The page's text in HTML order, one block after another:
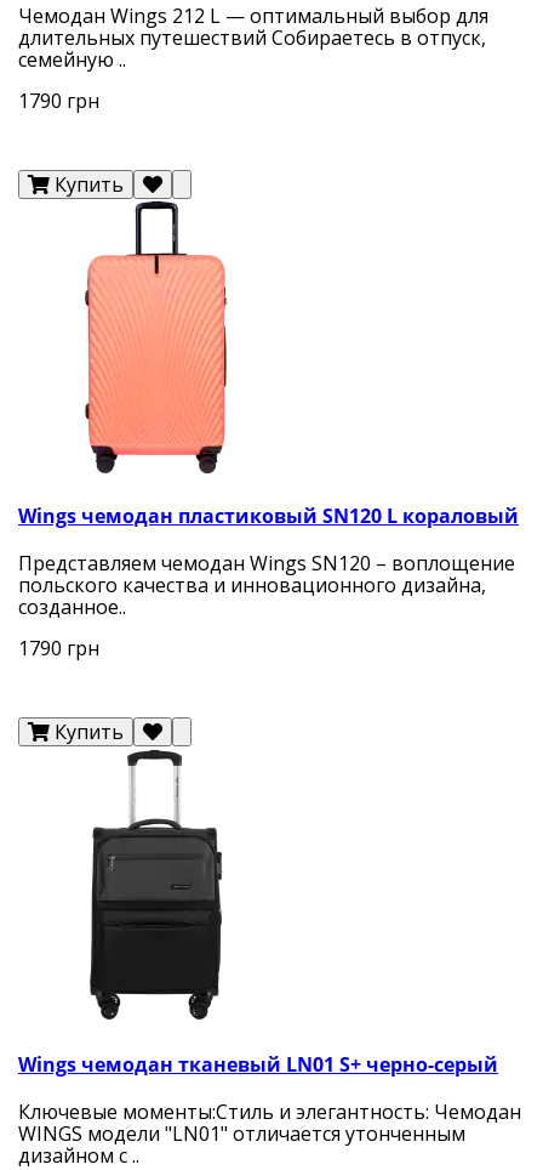
Чемодан Wings 212 L — оптимальный выбор для
длительных путешествий Собираетесь в отпуск,
семейную ..
1790 грн
Купить
Wings чемодан пластиковый SN120 L кораловый
Представляем чемодан Wings SN120 – воплощение
польского качества и инновационного дизайна,
созданное..
1790 грн
Купить
Wings чемодан тканевый LN01 S+ черно-серый
Ключевые моменты:Стиль и элегантность: Чемодан
WINGS модели "LN01" отличается утонченным
дизайном с ..